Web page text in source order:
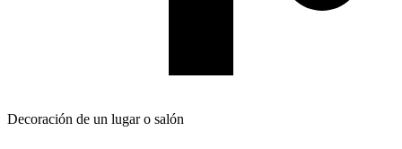
Decoración de un lugar o salón